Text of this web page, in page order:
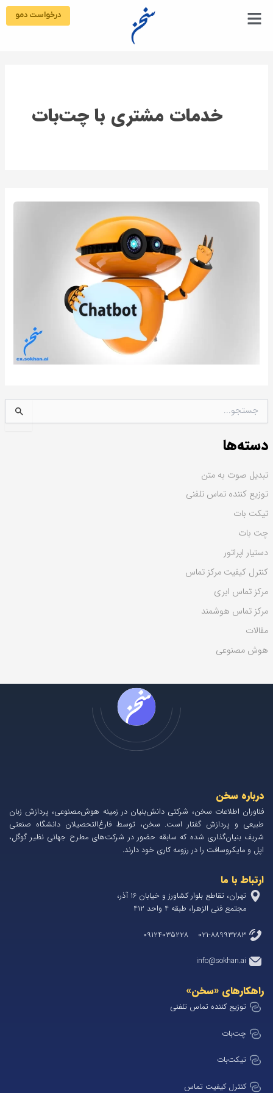
درخواست دمو
س
ج
ب
ا
ی
:
دسته‌ها
تبدیل صوت به متن
توزیع کننده تماس تلفنی
تیکت بات
چت بات
دستیار اپراتور
کنترل کیفیت مرکز تماس
مرکز تماس ابری
مرکز تماس هوشمند
مقالات
هوش مصنوعی
خدمات مشتری با چت‌بات
ارتباط با ما
تهران، تقاطع بلوار کشاورز و خیابان 1۶ آذر،
مجتمع فنی الزهرا، طبقه ۴ واحد ۴۱۲
۰۲۱-۸۸۹۹۳۲۸۳ ۰۹۱۲۴۰۳۵۲۲۸
info@sokhan.ai
درباره سخن
فناوران اطلاعات سخن، شرکتی دانش‌بنیان در زمینه هوش‌مصنوعی، پردازش زبان
طبیعی و پردازش گفتار است. سخن، توسط فارغ‌التحصیلان دانشگاه صنعتی
شریف بنیان‌گذاری شده که سابقه حضور در شرکت‌های مطرح جهانی نظیر گوگل،
اپل و مایکروسافت را در رزومه کاری خود دارند.
راهکارهای «سخن»
توزیع کننده تماس تلفنی
چت‌بات
تیکت‌بات
کنترل کیفیت تماس